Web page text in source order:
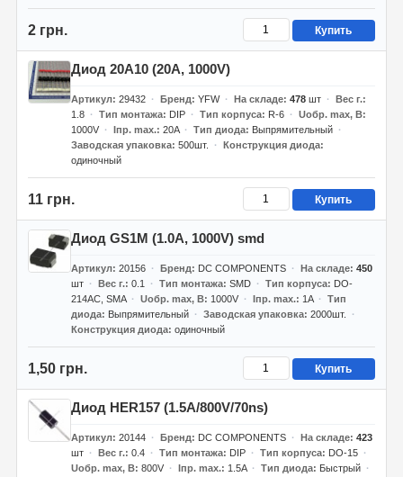
2 грн. Купить
Диод 20A10 (20A, 1000V)
Артикул 29432 Бренд YFW На складе 478шт
Вес г.
1.8
Тип монтажа DIP Тип корпуса R-6
Uобр. max, В
1000V
Iпр. max. 20A Тип диода
Выпрямительный
Заводская упаковка 500шт.
Конструкция диода
одиночный
11 грн. Купить
Диод GS1M (1.0A, 1000V) smd
Артикул 20156 Бренд DC COMPONENTS На складе 450
шт
Вес г. 0.1 Тип монтажа SMD Тип корпуса
DO-
214AC, SMA
Uобр. max, В 1000V Iпр. max. 1A
Тип
диода
Выпрямительный Заводская упаковка 2000шт.
Конструкция диода одиночный
1,50 грн. Купить
Диод HER157 (1.5A/800V/70ns)
Артикул 20144 Бренд DC COMPONENTS На складе 423
шт
Вес г. 0.4 Тип монтажа DIP Тип корпуса
DO-15
Uобр. max, В 800V Iпр. max. 1.5A Тип диода
Быстрый